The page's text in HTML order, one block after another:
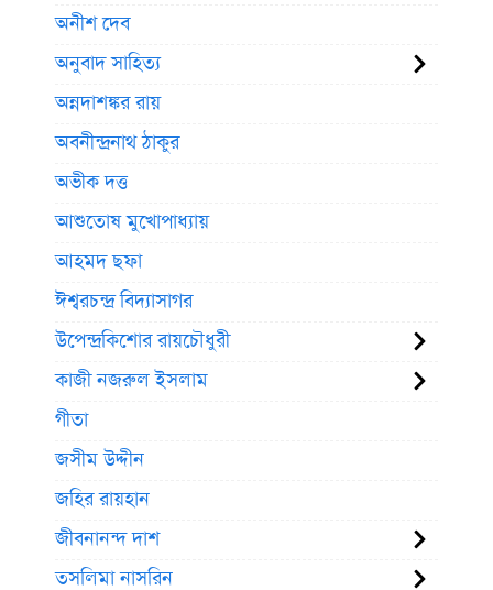
অনীশ দেব
অনুবাদ সাহিত্য
অন্নদাশঙ্কর রায়
অবনীন্দ্রনাথ ঠাকুর
অভীক দত্ত
আশুতোষ মুখোপাধ্যায়
আহমদ ছফা
ঈশ্বরচন্দ্র বিদ্যাসাগর
উপেন্দ্রকিশোর রায়চৌধুরী
কাজী নজরুল ইসলাম
গীতা
জসীম উদ্দীন
জহির রায়হান
জীবনানন্দ দাশ
তসলিমা নাসরিন